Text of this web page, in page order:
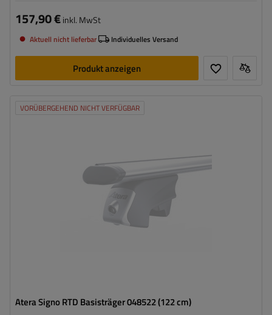
157,90 €inkl. MwSt
Aktuell nicht lieferbar Individuelles Versand
Produkt anzeigen
VORÜBERGEHEND NICHT VERFÜGBAR
Atera Signo RTD Basisträger 048522 (122 cm)